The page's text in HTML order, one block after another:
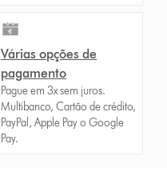
Várias opções de
pagamento
Pague em 3x sem juros.
Multibanco, Cartão de crédito,
PayPal, Apple Pay o Google
Pay.